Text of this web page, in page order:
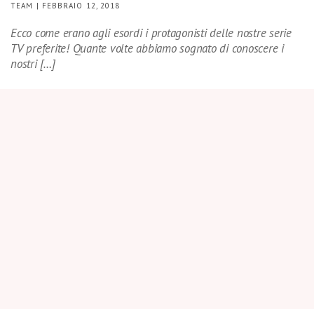
TEAM | FEBBRAIO 12, 2018
Ecco come erano agli esordi i protagonisti delle nostre serie
TV preferite! Quante volte abbiamo sognato di conoscere i
nostri […]